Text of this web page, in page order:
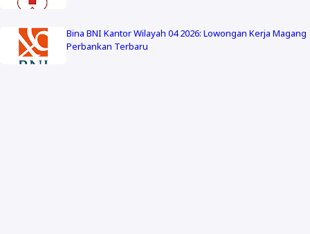
Bina BNI Kantor Wilayah 04 2026: Lowongan Kerja Magang
Perbankan Terbaru